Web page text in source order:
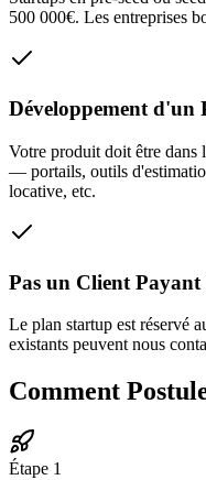
500 000€. Les entreprises
Développement d'un
Votre produit doit être dans
— portails, outils
locative, etc.
Pas un Client
Le plan startup est réservé
existants peuvent nous
Comment
Étape 1